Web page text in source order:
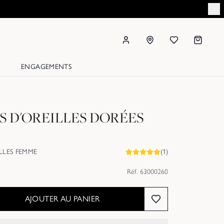
ENGAGEMENTS
D'OREILLES DORÉES
FEMME (1)
Réf. 63000260
AJOUTER AU PANIER